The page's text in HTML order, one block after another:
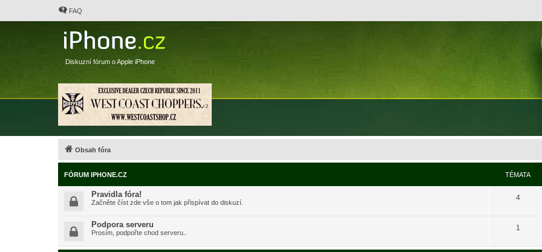
FAQ
Diskuzní fórum o Apple iPhone
Obsah fóra
FÓRUM IPHONE.CZ TÉMATA
Pravidla fóra!
Začněte číst zde vše o tom jak přispívat do diskuzí.
4
Podpora serveru
Prosím, podpořte chod serveru..
1